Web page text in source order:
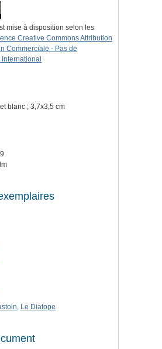
mise à disposition selon les
Creative Commons Attribution
Commerciale - Pas de
blanc ; 3,7x3,5 cm
, Le Diatope